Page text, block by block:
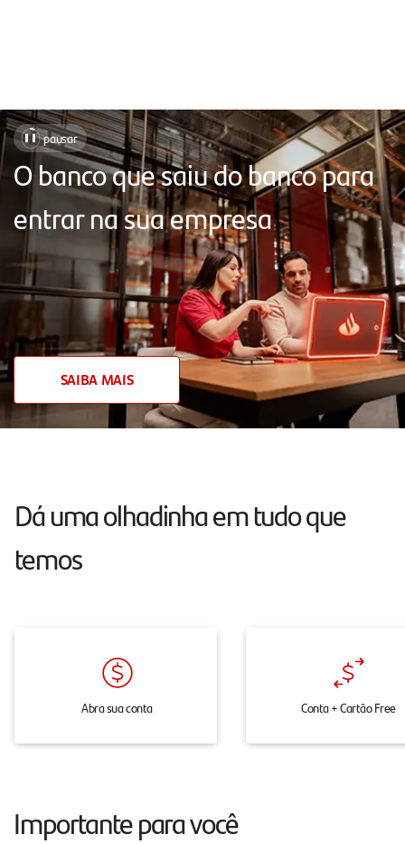
Soluções
para
facilitar
seu
dia
dia,
com
atendimento
chat,
onde
você
❚❚ pausar
O banco que saiu do banco para
entrar na sua empresa
SAIBA MAIS
Dá uma olhadinha em tudo que
temos
Abra sua conta Conta + Cartão Free
Importante para você